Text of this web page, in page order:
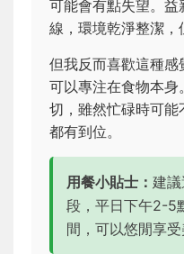
可能會有點失望。
線，環境乾淨整潔，
但我反而喜歡這種感
可以專注在食物本
切，雖然忙碌時可
都有到位。
用餐小貼士： 建
段，平日下午2-5
間，可以悠閒享受